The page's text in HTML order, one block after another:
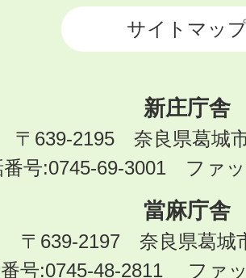
サイトマッ
新庄庁舎
〒639-2195 奈良県葛城
番号:0745-69-3001 ファ
當麻庁舎
〒639-2197 奈良県葛城
号:0745-48-2811 ファ